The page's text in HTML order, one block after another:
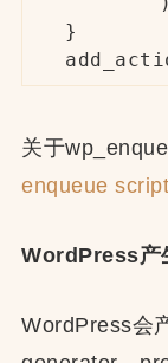
}
关于
enqueue
WordPress产
WordPress会